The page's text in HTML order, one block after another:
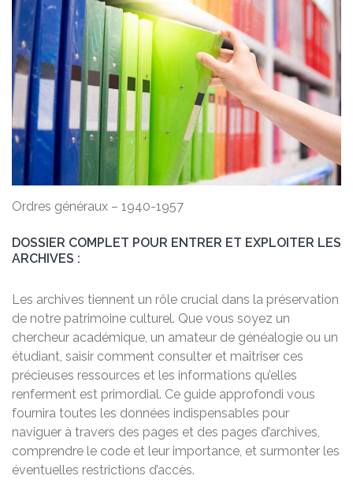
Ordres généraux – 1940-1957
DOSSIER COMPLET POUR ENTRER ET EXPLOITER LES
ARCHIVES :
Les archives tiennent un rôle crucial dans la préservation
de notre patrimoine culturel. Que vous soyez un
chercheur académique, un amateur de généalogie ou un
étudiant, saisir comment consulter et maîtriser ces
précieuses ressources et les informations qu’elles
renferment est primordial. Ce guide approfondi vous
fournira toutes les données indispensables pour
naviguer à travers des pages et des pages d’archives,
comprendre le code et leur importance, et surmonter les
éventuelles restrictions d’accès.